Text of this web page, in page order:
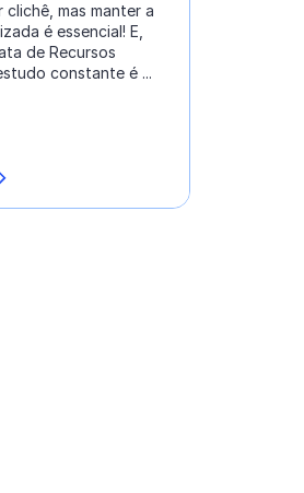
clichê, mas manter a
é essencial! E,
de Recursos
constante é ...